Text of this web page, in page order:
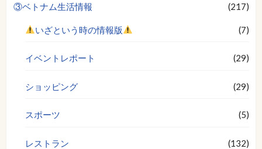
③ベトナム生活情報 (217)
いざという時の情報版 (7)
イベントレポート (29)
ショッピング (29)
スポーツ (5)
レストラン (132)